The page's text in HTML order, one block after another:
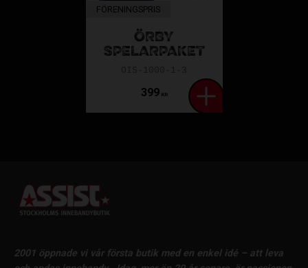
FÖRENINGSPRIS
ÖRBY
SPELARPAKET
399KR
2001 öppnade vi vår första butik med en enkel idé – att leva